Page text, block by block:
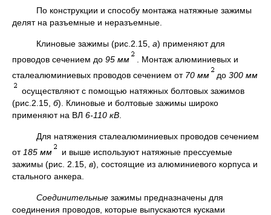
По конструкции и способу монтажа натяжные зажимы
делят на разъемные и неразъемные.
Клиновые зажимы (рис.2.15, а) применяют для
проводов сечением до 95 мм
. Монтаж алюминиевых и
сталеалюминиевых проводов сечением от 70 мм до 300 мм
осуществляют с помощью натяжных болтовых зажимов
(рис.2.15, б). Клиновые и болтовые зажимы широко
применяют на ВЛ 6-110 кВ
Для натяжения сталеалюминиевых проводов сечением
от 185 мм
и выше используют натяжные прессуемые
зажимы (рис. 2.15, в), состоящие из алюминиевого корпуса и
стального анкера.
Соединительные зажимы предназначены для
соединения проводов, которые выпускаются кусками